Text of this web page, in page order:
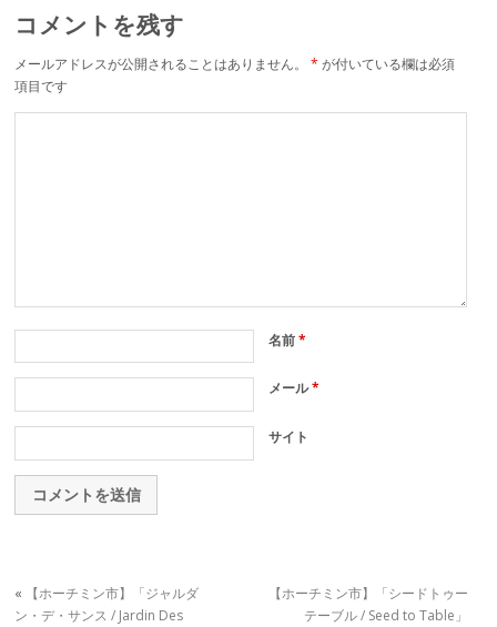
コメントを残す
メールアドレスが公開されることはありません。 * が付いている欄は必須
項目です
名前*
メール*
サイト
«
【ホーチミン市】「ジャルダ
ン・デ・サンス / Jardin Des
【ホーチミン市】「シードトゥー
テーブル / Seed to Table」